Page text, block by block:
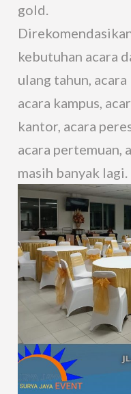
gold.
kebutuhan acara
ulang tahun, acara
acara kampus,
kantor, acara
acara pertemuan,
masih banyak lagi.